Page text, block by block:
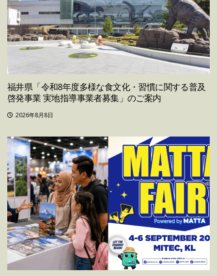
福井県「令和8年度多様な食文化・習慣に関する普及
啓発事業 実地指導事業者募集」のご案内
2026年8月8日